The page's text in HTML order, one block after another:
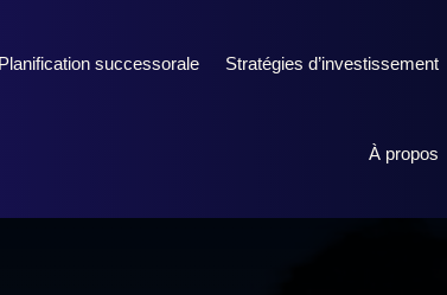
Planification successorale Stratégies d’investissement
À propos